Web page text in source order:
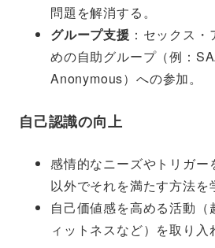
問題を解消する。
グループ支援 ：セックス
めの自助グループ（例：
Anonymous）への参加。
自己認識の向上
感情的なニーズやトリガー
以外でそれを満たす方法を
自己価値感を高める活動（
ィットネスなど）を取り入